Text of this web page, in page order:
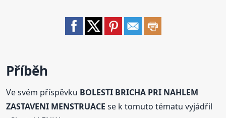
Příběh
Ve svém příspěvku BOLESTI BRICHA PRI NAHLEM
ZASTAVENI MENSTRUACE se k tomuto tématu vyjádřil